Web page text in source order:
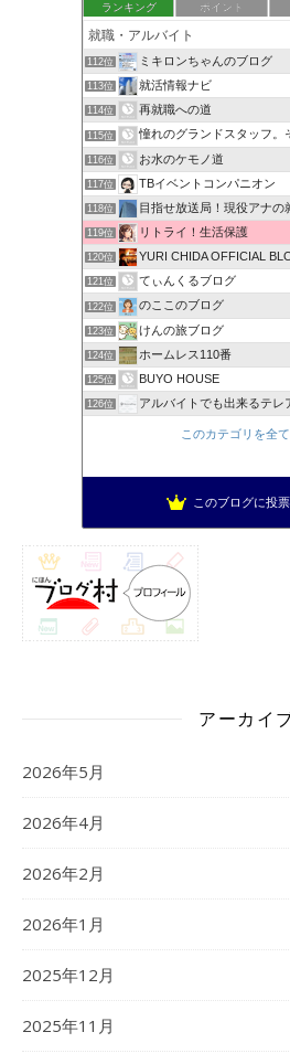
ランキング ポイント
112位 ミキロンちゃんのブログ
113位 就活情報ナビ
114位 再就職への道
115位 憧れのグランドスタッフ。
116位 お水のケモノ道
117位 TBイベントコンパニオン
118位 目指せ放送局！現役アナの
119位 リトライ！生活保護
120位 YURI CHIDA OFFICIAL
121位 てぃんくるブログ
122位 のここのブログ
123位 けんの旅ブログ
124位 ホームレス110番
125位 BUYO HOUSE
126位 アルバイトでも出来るテレ
このカテゴリを全
このブログに投
アーカイ
2026年5月
2026年4月
2026年2月
2026年1月
2025年12月
2025年11月